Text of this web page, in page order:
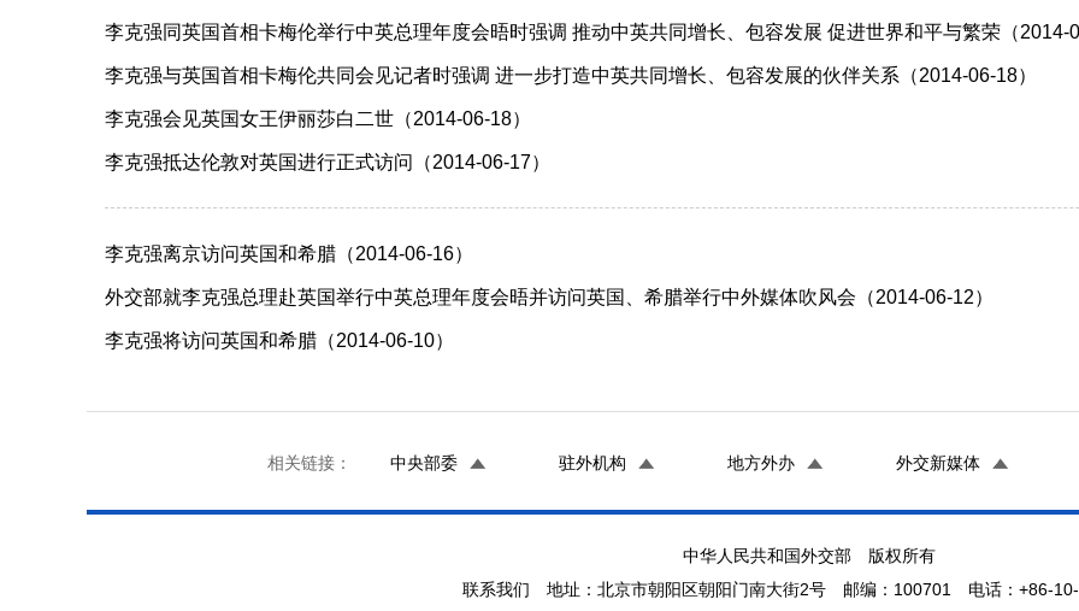
李克强同英国首相卡梅伦举行中英总理年度会晤时强调 推动中英共同增长、包容发展 促进世界和平与繁荣（2014-
李克强与英国首相卡梅伦共同会见记者时强调 进一步打造中英共同增长、包容发展的伙伴关系（2014-06-18）
李克强会见英国女王伊丽莎白二世（2014-06-18）
李克强抵达伦敦对英国进行正式访问（2014-06-17）
李克强离京访问英国和希腊（2014-06-16）
外交部就李克强总理赴英国举行中英总理年度会晤并访问英国、希腊举行中外媒体吹风会（2014-06-12）
李克强将访问英国和希腊（2014-06-10）
相关链接： 中央部委 驻外机构 地方外办 外交新媒体
中华人民共和国外交部 版权所有
联系我们 地址：北京市朝阳区朝阳门南大街2号 邮编：100701 电话：+86-